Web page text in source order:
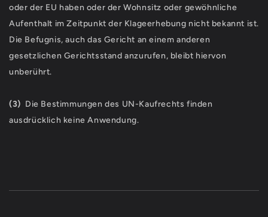
oder der EU haben oder der Wohnsitz oder gewöhnliche
Aufenthalt im Zeitpunkt der Klageerhebung nicht bekannt ist.
Die Befugnis, auch das Gericht an einem anderen
gesetzlichen Gerichtsstand anzurufen, bleibt hiervon
unberührt.
(3) Die Bestimmungen des UN-Kaufrechts finden
ausdrücklich keine Anwendung.